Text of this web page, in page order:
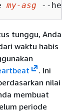
my-asg --
tunggu, Anda
waktu habis
. Ini
nilai
membuat
periode